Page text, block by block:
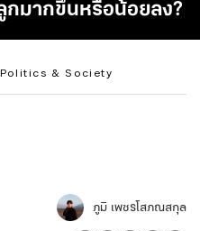
กมากขึ้นหรือน้อยลง?
Politics & Society
ภูมิ เพชรโสภณสกุล